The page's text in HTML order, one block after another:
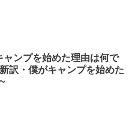
ャンプを始めた理由は何で
訳・僕がキャンプを始めた